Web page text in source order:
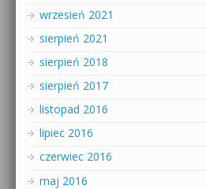
wrzesień 2021
sierpień 2021
sierpień 2018
sierpień 2017
listopad 2016
lipiec 2016
czerwiec 2016
maj 2016